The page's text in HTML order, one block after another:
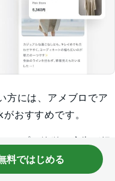
方には、アメブロでア
おすすめです。
ップで簡単に広告が掲
料ではじめる